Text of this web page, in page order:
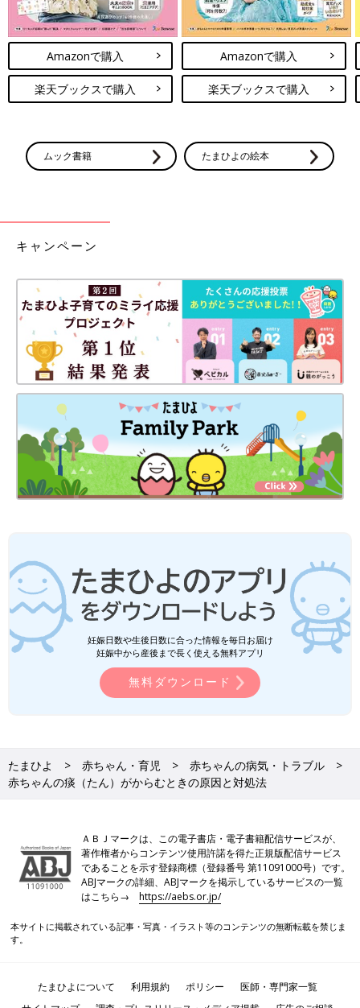
Amazonで購入
楽天ブックスで購入
Amazonで購入
楽天ブックスで購入
ムック書籍 たまひよの絵本
キャンペーン
妊娠日数や生後日数に合った情報を毎日お届け
妊娠中から産後まで長く使える無料アプリ
無料ダウンロード
たまひよ 赤ちゃん・育児
赤ちゃんの病気・トラブル
赤ちゃんの痰（たん）がからむときの原因と対処法
ＡＢＪマークは、この電子書店・電子書籍配信サービスが、
著作権者からコンテンツ使用許諾を得た正規版配信サービス
であることを示す登録商標（登録番号 第11091000号）です。
ABJマークの詳細、ABJマークを掲示しているサービスの一覧
はこちら→https://aebs.or.jp/
本サイトに掲載されている記事・写真・イラスト等のコンテンツの無断転載を禁じま
す。
たまひよについて 利用規約 ポリシー
医師・専門家一覧